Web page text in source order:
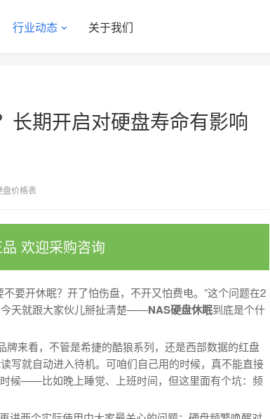
行业动态 关于我们
长期开启对硬盘寿命有影响
盘价格表
欢迎采购咨询
要开休眠？开了怕伤盘，不开又怕费电。”这个问题在2
今天就跟大家伙儿掰扯清楚——NAS硬盘休眠到底是个什
来看，不管是希捷的酷狼系列，还是西部数据的红盘
写就自动进入待机。可咱们自己用的时候，真不能直接
候——比如晚上睡觉、上班时间，但这里面有个坑：频